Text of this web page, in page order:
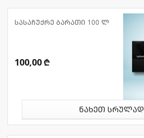
სასაჩუქრე ბარათი 100 ლ
100,00 ₾
ნახეთ სრულად